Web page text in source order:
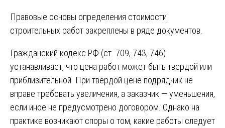
Правовые основы определения стоимости
строительных работ закреплены в ряде документов.
Гражданский кодекс РФ (ст. 709, 743, 746)
устанавливает, что цена работ может быть твердой или
приблизительной. При твердой цене подрядчик не
вправе требовать увеличения, а заказчик — уменьшения,
если иное не предусмотрено договором. Однако на
практике возникают споры о том, какие работы следует